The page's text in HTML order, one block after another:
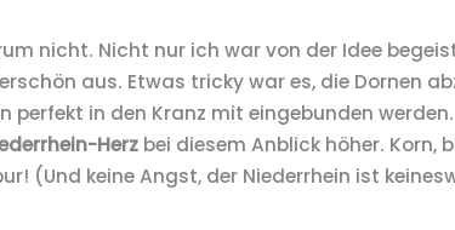
nicht. Nicht nur ich war von der Idee
aus. Etwas tricky war es, die Dornen
perfekt in den Kranz mit eingebunden
Herz bei diesem Anblick höher. Korn,
(Und keine Angst, der Niederrhein ist